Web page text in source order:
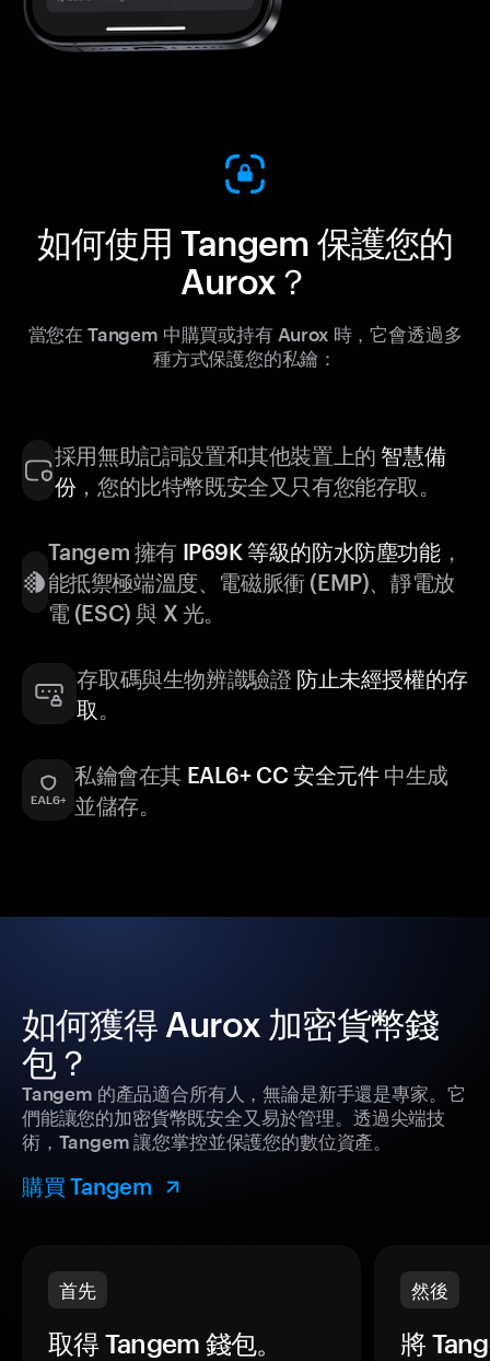
如何使用 Tangem 保護您的
Aurox？
當您在 Tangem 中購買或持有 Aurox 時，它會透過多
種方式保護您的私鑰：
採用無助記詞設置和其他裝置上的 智慧備
份，您的比特幣既安全又只有您能存取。
Tangem 擁有 IP69K 等級的防水防塵功能，
能抵禦極端溫度、電磁脈衝 (EMP)、靜電放
電 (ESC) 與 X 光。
存取碼與生物辨識驗證 防止未經授權的存
取 。
私鑰會在其 EAL6+ CC 安全元件中生成
並儲存。
如何獲得 Aurox 加密貨幣錢
包？
Tangem 的產品適合所有人，無論是新手還是專家。它
們能讓您的加密貨幣既安全又易於管理。透過尖端技
術，Tangem 讓您掌控並保護您的數位資產。
購買 Tangem
首先
取得 Tangem 錢包。
然後
將